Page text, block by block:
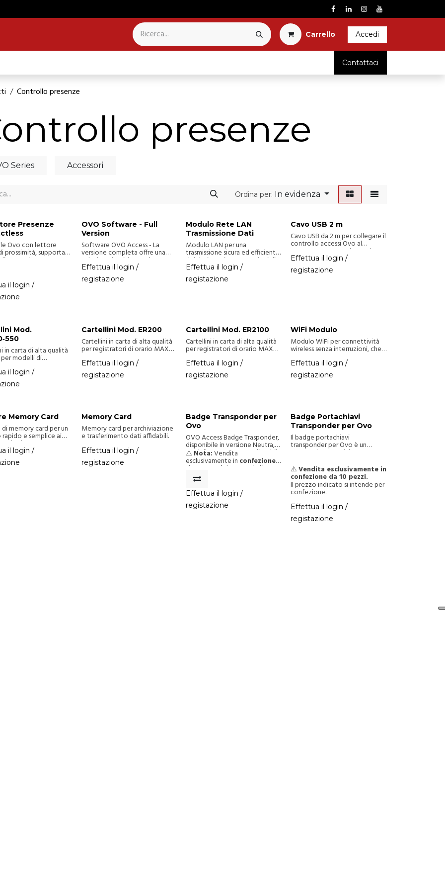
Carrel​l​o​ Accedi
Contattaci
Controllo presenze
presenze
Series Accessori
Ordina per: In evidenza
Presenze
Ovo con lettore
prossimità, supporta
di memoria, porte USB e
Disponibile nelle versioni
il login /
OVO Software - Full
Version
Software OVO Access - La
versione completa offre una
soluzione intuitiva per la
gestione dei sistemi di controllo
accessi, con strumenti per
configurazione, monitoraggio e
Effettua il login /
registazione
Modulo Rete LAN
Trasmissione Dati
Modulo LAN per una
trasmissione sicura ed efficiente
dei dati tramite connessioni di
rete.
Effettua il login /
registazione
Cavo USB 2 m
Cavo USB da 2 m per collegare il
controllo accessi Ovo al
computer. Accessorio pratico
per la gestione e configurazione
dei dati.
Effettua il login /
registazione
Mod.
in carta di alta qualità
modelli di
di orario
. Ideali per rilevare
timbratura come
e pause,
intensivo, mentre il
ne facilita
su diverse macchine.
il login /
Cartellini Mod. ER200
Cartellini in carta di alta qualità
per registratori di orario MAX
(modello ER200 e compatibili).
Ideali per il rilevamento di
ingressi e uscite e la gestione
delle presenze del personale.
Effettua il login /
registazione
Cartellini Mod. ER2100
Cartellini in carta di alta qualità
per registratori di orario MAX
(modelli ER2100, ER1500,
ER2200, ER2500, ER3100). Ideali
per il rilevamento di ingressi e
uscite e la gestione delle
Effettua il login /
registazione
WiFi Modulo
Modulo WiFi per connettività
wireless senza interruzioni, che
consente l'accesso remoto e la
comunicazione per vari
dispositivi e applicazioni.
Effettua il login /
registazione
Memory Card
memory card per un
rapido e semplice ai
schede.
il login /
Memory Card
Memory card per archiviazione
e trasferimento dati affidabili.
Effettua il login /
registazione
Badge Transponder per
Ovo
OVO Access Badge Trasponder,
disponibile in versione Neutra,
modello Ovo o personalizzabile.
⚠️ Nota:Vendita
esclusivamente in confezione
da 15 pezzi . Il prezzo indicato
si intende per confezione.
Effettua il login /
registazione
Badge Portachiavi
Transponder per Ovo
Il badge portachiavi
transponder per Ovo è un
accessorio essenziale per un
contatto.
⚠️Vendita esclusivamente in
confezione da 10 pezzi.
Il prezzo indicato si intende per
confezione.
Effettua il login /
registazione